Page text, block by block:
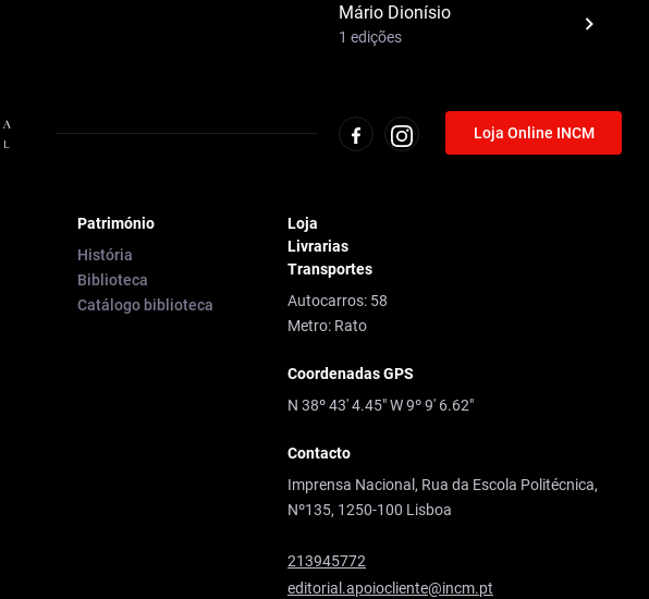
Mário Dionísio
1 edições
Loja Online INCM
Património
História
Biblioteca
Catálogo biblioteca
Loja
Livrarias
Transportes
Autocarros: 58
Metro: Rato
Coordenadas GPS
N 38º 43' 4.45" W 9º 9' 6.62"
Contacto
Imprensa Nacional, Rua da Escola Politécnica,
Nº135, 1250-100 Lisboa
213945772
editorial.apoiocliente@incm.pt